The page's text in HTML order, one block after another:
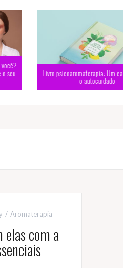
Livro psicoaromaterapia: Um caminho para
o autocuidado
Aromaterapia
elas com a